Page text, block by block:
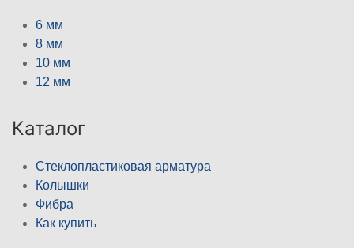
6 мм
8 мм
10 мм
12 мм
Каталог
Стеклопластиковая арматура
Колышки
Фибра
Как купить